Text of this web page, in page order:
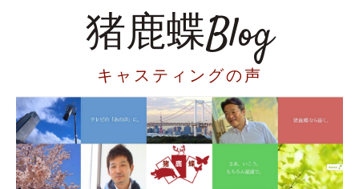
猪鹿蝶Blog
キャスティングの声